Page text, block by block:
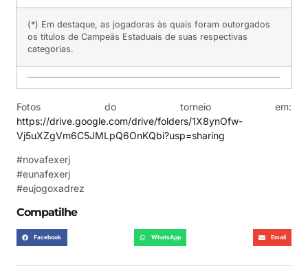
(*) Em destaque, as jogadoras às quais foram outorgados
os títulos de Campeãs Estaduais de suas respectivas
categorias.
Fotos do torneio em:
https://drive.google.com/drive/folders/1X8ynOfw-
Vj5uXZgVm6C5JMLpQ6OnKQbi?usp=sharing
#novafexerj
#eunafexerj
#eujogoxadrez
Compatilhe
Facebook WhatsApp Email